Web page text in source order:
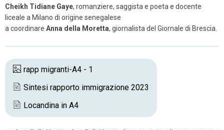
Cheikh Tidiane Gaye, romanziere, saggista e poeta e docente
liceale a Milano di origine senegalese
a coordinare Anna della Moretta, giornalista del Giornale di Brescia.
rapp migranti-A4 - 1
Sintesi rapporto immigrazione 2023
Locandina in A4